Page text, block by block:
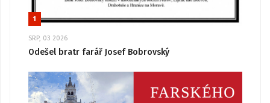
1
SRP, 03 2026
Odešel bratr farář Josef Bobrovský